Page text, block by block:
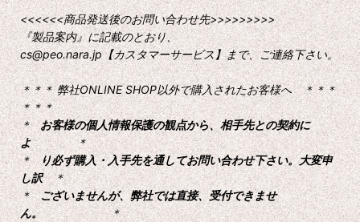
<<<<<<商品発送後のお問い合わせ先>>>>>>>>>
『製品案内』に記載のとおり、
cs@peo.nara.jp【カスタマーサービス】まで、ご連絡下さい。
＊＊＊ 弊社ONLINE SHOP以外で購入されたお客様へ ＊＊＊
＊＊＊
＊お客様の個人情報保護の観点から、相手先との契約に
よ＊
＊り必ず購入・入手先を通してお問い合わせ下さい。大変申
し訳＊
＊ございませんが、弊社では直接、受付できませ
ん。＊